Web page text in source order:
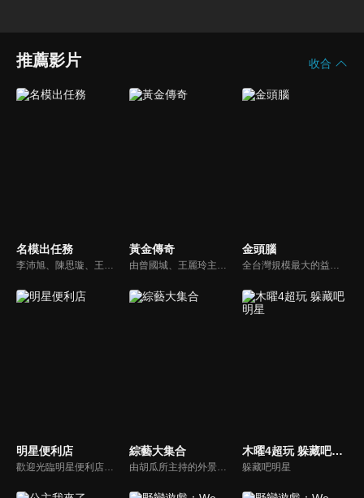
推薦影片 收合
名模出任務
李沛旭、陳思璇、王尹平、杜詩梅與大愷等人，卸下名模華麗外表、包袱，全力闖關！全台灣顏值最高的外景實境真人秀節目，名模們又會激盪什麼逗趣爆笑的場面呢？
黃金傳奇
由曾國城、王麗玲主持，許多人記憶中的經典外景綜藝節目之一。每次闖關成功的隊伍，可獲得藏寶圖；拼湊出完整藏寶圖者，可憑著藏寶圖提示至寶箱放置處；最後以正確寶箱之正確答案鑰匙開啟成功者，除隊長本身外的每位參賽者，即可獲得價值新台幣5萬元之黃金金牌。
金頭腦
全台灣規模最大的益智節目，首創棚內與外景並重，聰明的觀眾動動腦，尋找各行各業最聰明的人，打造與上班族生活圈最貼近的百人大型益智節目！
明星便利店
歡迎光臨明星便利店！你覺得便利店裡面有什麼？關東煮？茶葉蛋？還是讓你尖叫的大明星？一家擁有明星的便利店，到底有多稀奇，你會不會想要光臨呢？
綜藝大集合
由胡瓜所主持的外景綜藝節目，秉持著「幸福好運到，獎金送夠夠」的精神，和眾多藝人與鄉親同樂玩遊戲拿獎金，介紹各地的人文、美食、特產等，提供豐富多元的內容，不間斷的笑料，讓您忘卻一切煩惱、開懷大笑。
木曜4超玩 躲藏吧明星
躲藏吧明星